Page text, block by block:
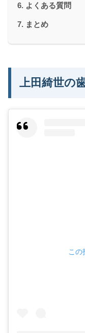
よくある質問
まとめ
上田綺世の
この